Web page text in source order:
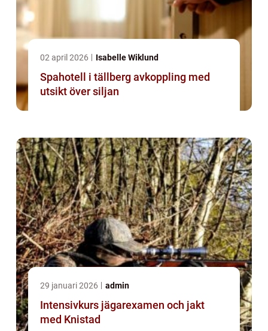
02 april 2026 Isabelle Wiklund
Spahotell i tällberg avkoppling med
utsikt över siljan
29 januari 2026 admin
Intensivkurs jägarexamen och jakt
med Knistad